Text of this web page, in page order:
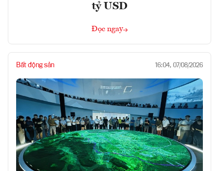
tỷ USD
Đọc ngay
Bất động sản 16:04, 07/08/2026